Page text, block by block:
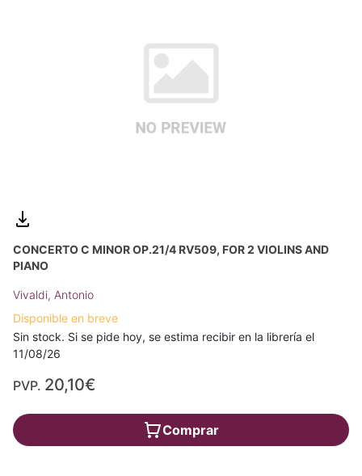
CONCERTO C MINOR OP.21/4 RV509, FOR 2 VIOLINS AND
PIANO
Vivaldi, Antonio
Disponible en breve
Sin stock. Si se pide hoy, se estima recibir en la librería el
11/08/26
PVP. 20,10€
Comprar